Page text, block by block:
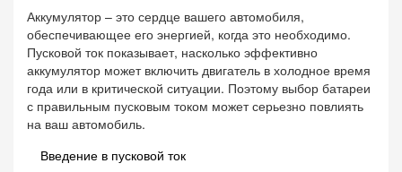
Аккумулятор – это сердце вашего автомобиля,
обеспечивающее его энергией, когда это необходимо.
Пусковой ток показывает, насколько эффективно
аккумулятор может включить двигатель в холодное время
года или в критической ситуации. Поэтому выбор батареи
с правильным пусковым током может серьезно повлиять
на ваш автомобиль.
Введение в пусковой ток